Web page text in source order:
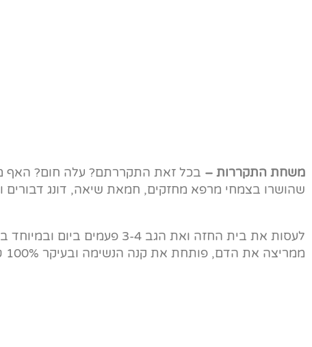
משחת התקררות – בכל זאת התקררתם? עלה חום? האף
שהושרו בצמחי מרפא מחזקים, חמאת שיאה, דונג דבורים
לעסות את בית החזה ואת
ממריצה את הדם, פותחת את קנה הנשימה ובעיקר 100% טבעית!